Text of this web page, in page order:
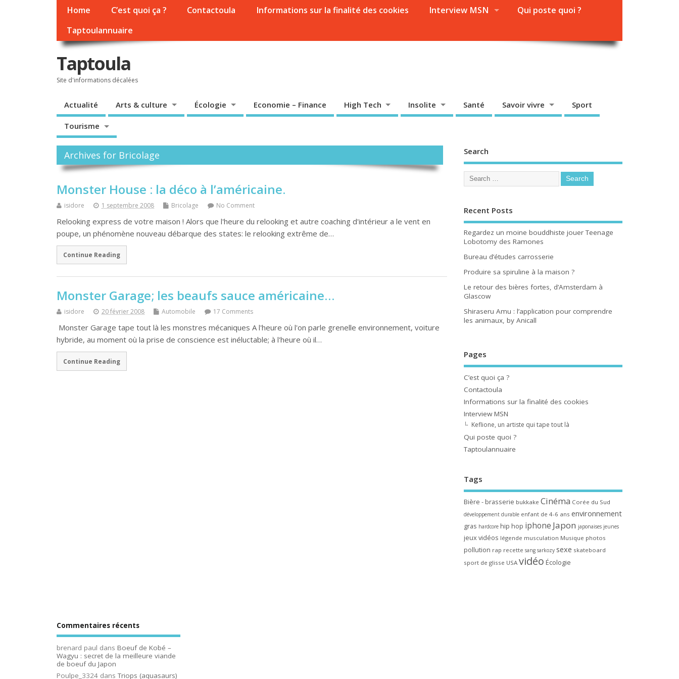
Home C’est quoi ça ? Contactoula Informations sur la finalité des cookies Interview MSN
Qui poste quoi ?
Taptoulannuaire
Taptoula
Site d'informations décalées
Actualité Arts & culture Écologie Economie – Finance High Tech Insolite Santé Savoir vivre Sport
Tourisme
Archives for Bricolage
Monster House : la déco à l’américaine.
isidore 1 septembre 2008 Bricolage No Comment
Relooking express de votre maison ! Alors que l'heure du relooking et autre coaching d'intérieur a le vent en
poupe, un phénomène nouveau débarque des states: le relooking extrême de…
Continue Reading
Monster Garage; les beaufs sauce américaine…
isidore 20 février 2008 Automobile 17 Comments
Monster Garage tape tout là les monstres mécaniques A l'heure où l'on parle grenelle environnement, voiture
hybride, au moment où la prise de conscience est inéluctable; à l'heure où il…
Continue Reading
Search
Recent Posts
Regardez un moine bouddhiste jouer Teenage
Lobotomy des Ramones
Bureau d’études carrosserie
Produire sa spiruline à la maison ?
Le retour des bières fortes, d’Amsterdam à
Glascow
Shiraseru Amu : l’application pour comprendre
les animaux, by Anicall
Pages
C’est quoi ça ?
Contactoula
Informations sur la finalité des cookies
Interview MSN
Keflione, un artiste qui tape tout là
Qui poste quoi ?
Taptoulannuaire
Tags
Bière - brasserie bukkake Cinéma Corée du Sud
développement durable enfant de 4-6 ans environnement
gras hardcore hip hop iphone Japon japonaises jeunes
jeux vidéos légende musculation Musique photos
pollution rap recette sang sarkozy sexe skateboard
sport de glisse USA vidéo Écologie
Commentaires récents
brenard paul dans Boeuf de Kobé –
Wagyu : secret de la meilleure viande
de boeuf du Japon
Poulpe_3324 dansTriops (aquasaurs)